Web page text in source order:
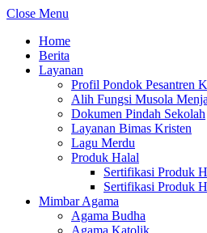
Close Menu
Home
Berita
Layanan
Profil Pondok Pesantren
Alih Fungsi Musola
Dokumen Pindah Sekolah
Layanan Bimas Kristen
Lagu Merdu
Produk Halal
Sertifikasi Produk
Sertifikasi Produk
Mimbar Agama
Agama Budha
Agama Katolik